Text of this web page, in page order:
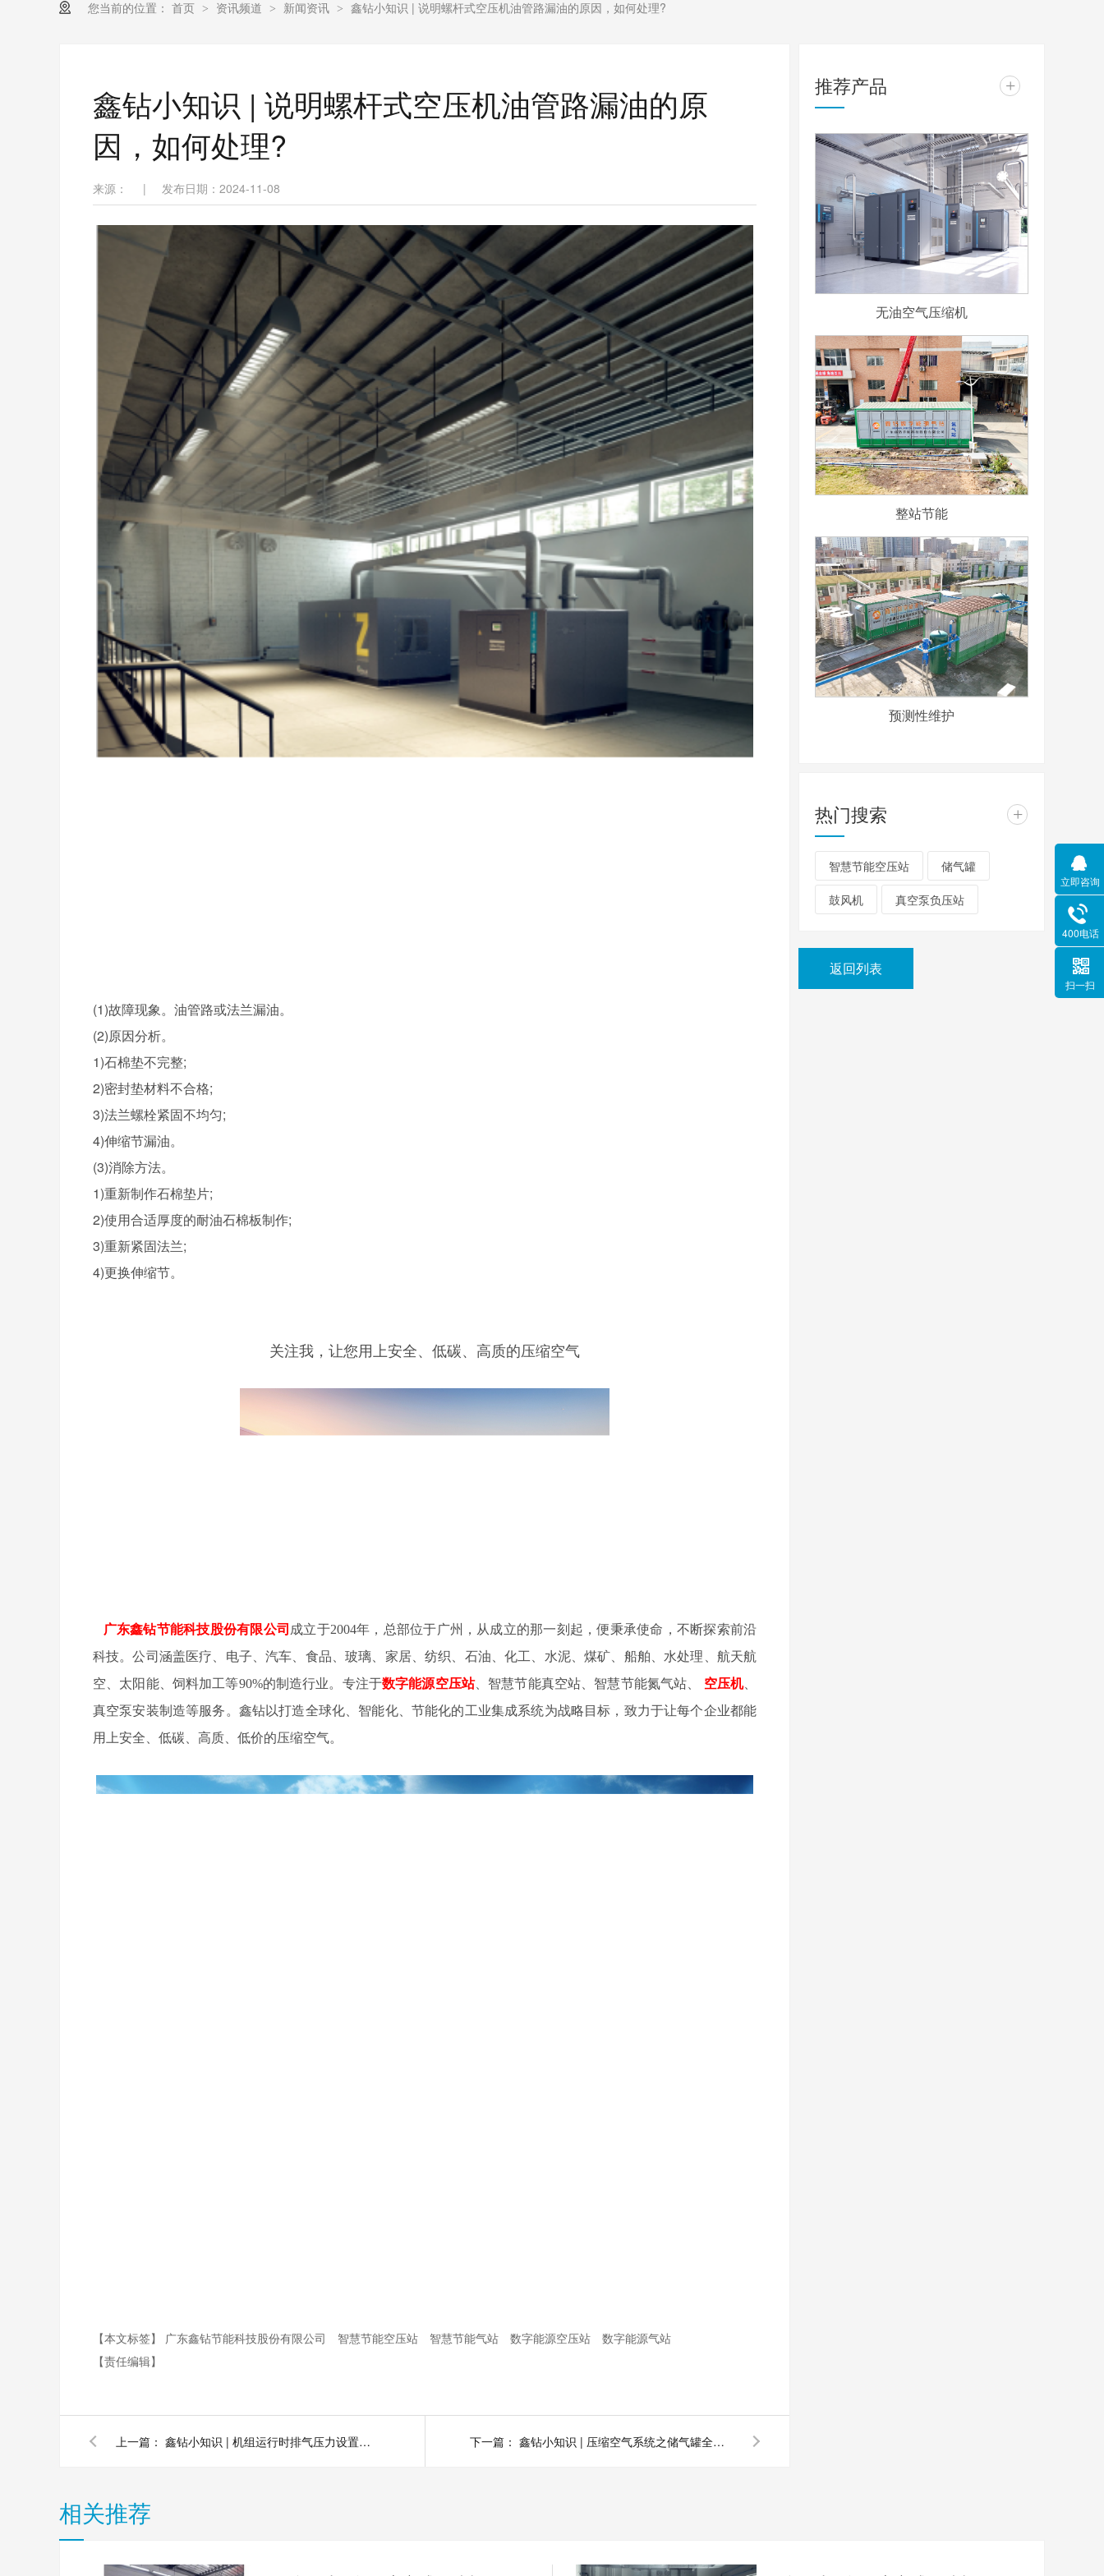
您当前的位置： 首页 > 资讯频道 > 新闻资讯 > 鑫钻小知识 | 说明螺杆式空压机油管路漏油的原因，如何处理?
鑫钻小知识 | 说明螺杆式空压机油管路漏油的原
因，如何处理?
来源： | 发布日期：2024-11-08
(1)故障现象。油管路或法兰漏油。
(2)原因分析。
1)石棉垫不完整;
2)密封垫材料不合格;
3)法兰螺栓紧固不均匀;
4)伸缩节漏油。
(3)消除方法。
1)重新制作石棉垫片;
2)使用合适厚度的耐油石棉板制作;
3)重新紧固法兰;
4)更换伸缩节。
关注我，让您用上安全、低碳、高质的压缩空气
广东鑫钻节能科技股份有限公司 成立于2004年，总部位于广州，从成立的那一刻起，便秉承使命，不断探索前沿
科技。公司涵盖医疗、电子、汽车、食品、玻璃、家居、纺织、石油、化工、水泥、煤矿、船舶、水处理、航天航
空、太阳能、饲料加工等90%的制造行业。专注于数字能源空压站、智慧节能真空站、智慧节能氮气站、 空压机、
真空泵安装制造等服务。鑫钻以打造全球化、智能化、节能化的工业集成系统为战略目标，致力于让每个企业都能
用上安全、低碳、高质、低价的压缩空气。
【本文标签】 广东鑫钻节能科技股份有限公司 智慧节能空压站 智慧节能气站 数字能源空压站
数字能源气站
【责任编辑】
上一篇： 鑫钻小知识 | 机组运行时排气压力设置低，为什么会导致压缩空气含油量大? 下一篇： 鑫钻小知识 | 压缩空气系统之储气罐全解析
推荐产品 +
无油空气压缩机
整站节能
预测性维护
热门搜索 +
智慧节能空压站 储气罐
鼓风机 真空泵负压站
返回列表
相关推荐
立即咨询
400电话
扫一扫